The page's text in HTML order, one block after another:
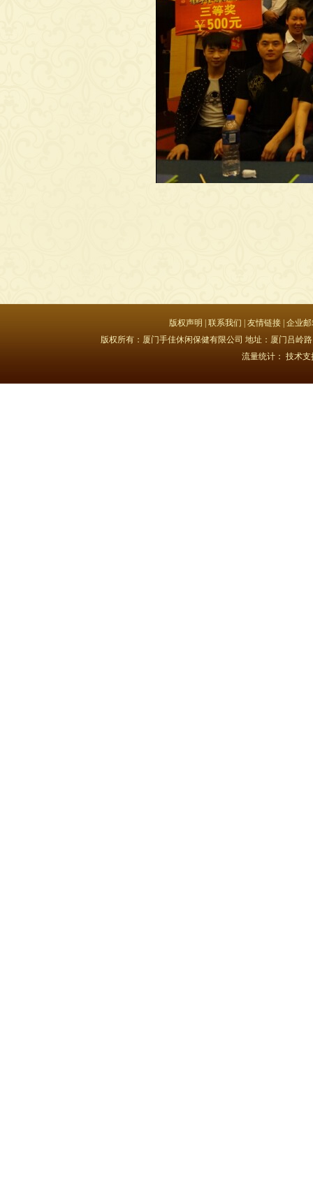
版权声明 联系我们 友情链接 企业
版权所有：厦门手佳休闲保健有限公司 地址：厦门吕岭
流量统计： 技术